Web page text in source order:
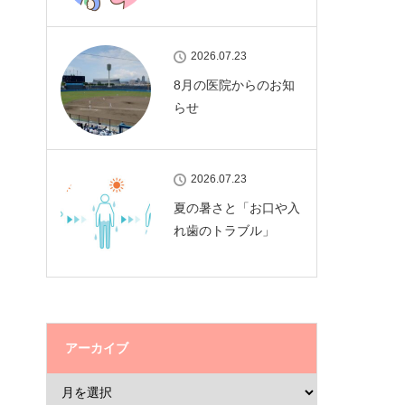
2026.07.23
8月の医院からのお知
らせ
2026.07.23
夏の暑さと「お口や入
れ歯のトラブル」
アーカイブ